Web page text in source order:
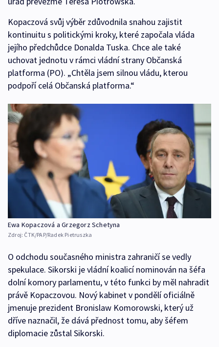
Kopaczová svůj výběr zdůvodnila snahou zajistit
kontinuitu s politickými kroky, které započala vláda
jejího předchůdce Donalda Tuska. Chce ale také
uchovat jednotu v rámci vládní strany Občanská
platforma (PO). „Chtěla jsem silnou vládu, kterou
podpoří celá Občanská platforma.“
Ewa Kopaczová a Grzegorz Schetyna
Zdroj: ČTK/PAP/Radek Pietruszka
O odchodu současného ministra zahraničí se vedly
spekulace. Sikorski je vládní koalicí nominován na šéfa
dolní komory parlamentu, v této funkci by měl nahradit
právě Kopaczovou. Nový kabinet v pondělí oficiálně
jmenuje prezident Bronislaw Komorowski, který už
dříve naznačil, že dává přednost tomu, aby šéfem
diplomacie zůstal Sikorski.